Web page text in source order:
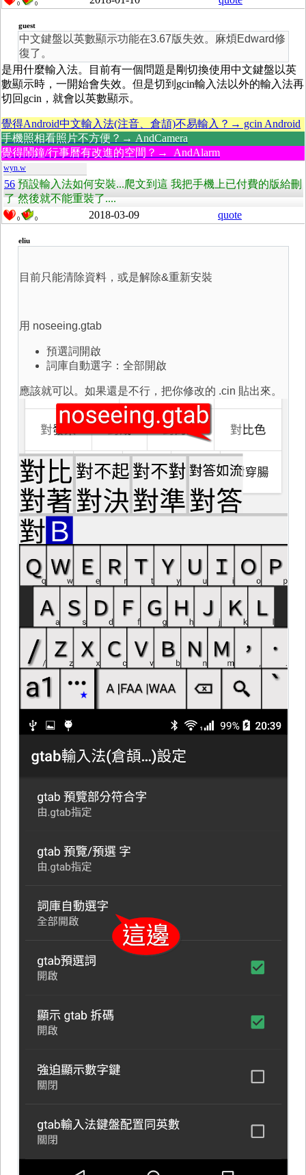
0 0
guest
中文鍵盤以英數顯示功能在3.67版失效。麻煩Edward修
復了。
是用什麼輸入法。目前有一個問題是剛切換使用中文鍵盤以英
數顯示時，一開始會失效。但是切到gcin輸入法以外的輸入法再
切回gcin，就會以英數顯示。
覺得Android中文輸入法(注音、倉頡)不易輸入？→ gcin Android
手機照相看照片不方便？→ AndCamera
覺得鬧鐘/行事曆有改進的空間？→ AndAlarm
wyn.w
56 預設輸入法如何安裝...爬文到這 我把手機上已付費的版給刪
了 然後就不能重裝了....
0 0 2018-03-09 quote
eliu
目前只能清除資料，或是解除&重新安裝
用 noseeing.gtab
預選詞開啟
詞庫自動選字：全部開啟
應該就可以。如果還是不行，把你修改的 .cin 貼出來。